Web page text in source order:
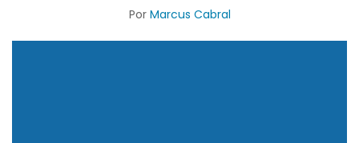
Por Marcus Cabral